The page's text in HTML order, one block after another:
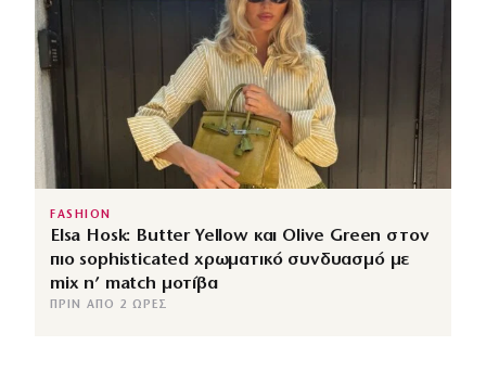
FASHION
Elsa Hosk: Butter Yellow και Olive Green στον
πιο sophisticated χρωματικό συνδυασμό με
mix n’ match μοτίβα
ΠΡΙΝ ΑΠΌ 2 ΏΡΕΣ